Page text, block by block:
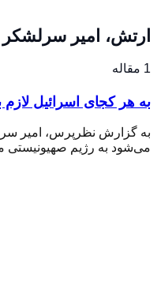
ارتش، امیر
1 مقاله
به هر کجای اسرائیل
به گزارش نظرپرس، امیر
می‌شود به رژیم صهیونیستی